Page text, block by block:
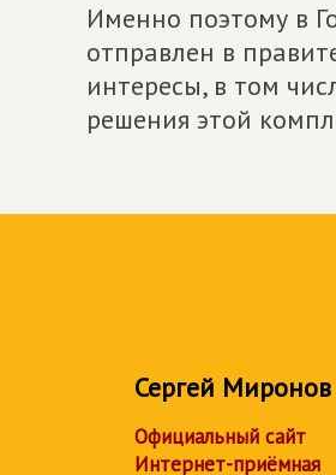
Именно поэтому в
отправлен в
интересы, в том
решения этой
Сергей Миронов
Официальный сайт
Интернет-приёмная